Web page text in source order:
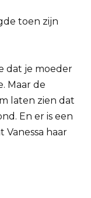
toen zijn
dat je moeder
Maar de
laten zien dat
En er is een
haar